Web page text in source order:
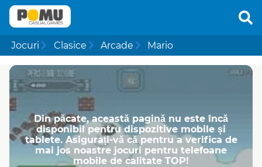
Jocuri Clasice Arcade Mario
Din păcate, această pagină nu este încă
disponibil pentru dispozitive mobile și
tablete. Asigurați-vă că pentru a verifica de
mai jos noastre jocuri pentru telefoane
mobile de calitate TOP!